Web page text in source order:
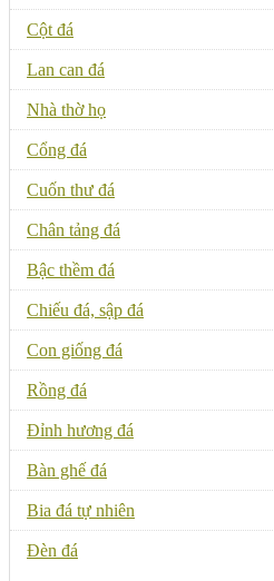
Cột đá
Lan can đá
Nhà thờ họ
Cổng đá
Cuốn thư đá
Chân tảng đá
Bậc thềm đá
Chiếu đá, sập đá
Con giống đá
Rồng đá
Đỉnh hương đá
Bàn ghế đá
Bia đá tự nhiên
Đèn đá